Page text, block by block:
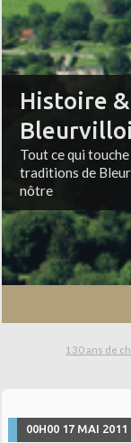
Histoire
Tout ce qui
traditions de
nôtre
130 ans de
00H00 17 MAI 2011